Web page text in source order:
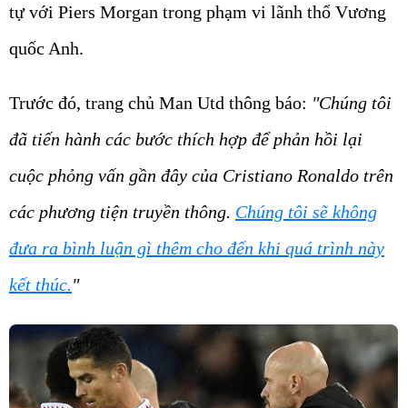
tự với Piers Morgan trong phạm vi lãnh thổ Vương
quốc Anh.
Trước đó, trang chủ Man Utd thông báo: "Chúng tôi
đã tiến hành các bước thích hợp để phản hồi lại
cuộc phỏng vấn gần đây của Cristiano Ronaldo trên
các phương tiện truyền thông. Chúng tôi sẽ không
đưa ra bình luận gì thêm cho đến khi quá trình này
kết thúc."